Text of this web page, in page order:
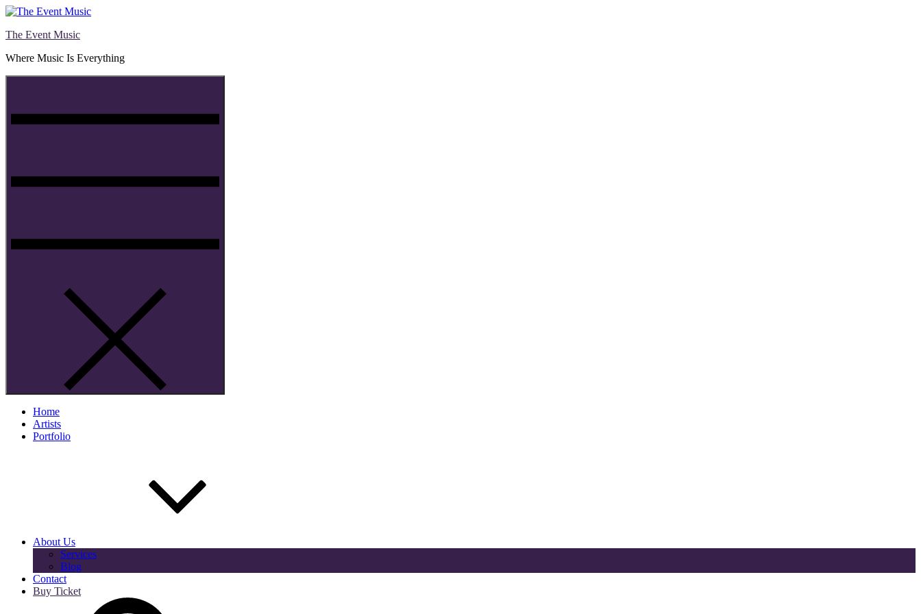
Skip
content
The Event Music
Where Music Is Everything
Home
Artists
Portfolio
About Us
Services
Blog
Contact
Buy Ticket